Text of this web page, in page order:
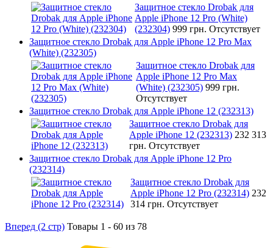
Защитное стекло Drobak для
Apple iPhone 12 Pro (White)
(232304) 999 грн. Отсутствует
Защитное стекло Drobak для Apple iPhone 12 Pro Max
(White) (232305)
Защитное стекло Drobak для
Apple iPhone 12 Pro Max
(White) (232305) 999 грн.
Отсутствует
Защитное стекло Drobak для Apple iPhone 12 (232313)
Защитное стекло Drobak для
Apple iPhone 12 (232313) 232 313
грн. Отсутствует
Защитное стекло Drobak для Apple iPhone 12 Pro
(232314)
Защитное стекло Drobak для
Apple iPhone 12 Pro (232314) 232
314 грн. Отсутствует
Вперед (2 стр) Товары 1 - 60 из 78